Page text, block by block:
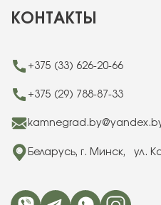
КОНТАКТЫ
+375 (33) 626-20-66
+375 (29) 788-87-33
Беларусь, г. Минск, ул.